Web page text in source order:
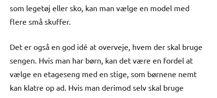
som legetøj eller sko, kan man vælge en model med
flere små skuffer.
Det er også en god idé at overveje, hvem der skal bruge
sengen. Hvis man har børn, kan det være en fordel at
vælge en etageseng med en stige, som børnene nemt
kan klatre op ad. Hvis man derimod selv skal bruge